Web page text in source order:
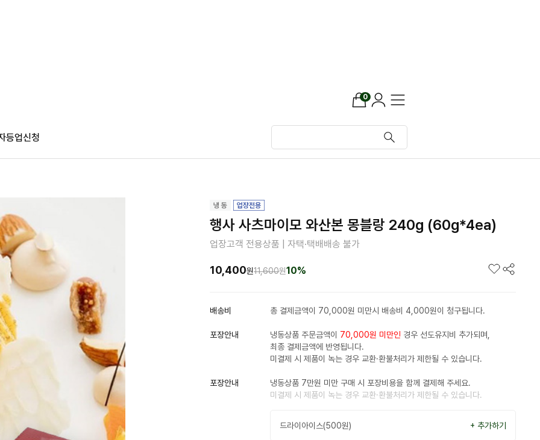
0
등업신청
행사 사츠마이모 와산본 몽블랑 240g (60g*4ea)
업장고객 전용상품 | 자택·택배배송 불가
10,400원11,600원10%
배송비 총 결제금액이 70,000원 미만시 배송비 4,000원이 청구됩니다.
포장안내 냉동상품 주문금액이 70,000원 미만인 경우 선도유지비 추가되며,
최종 결제금액에 반영됩니다.
미결제 시 제품이 녹는 경우 교환·환불처리가 제한될 수 있습니다.
포장안내
냉동상품 7만원 미만 구매 시 포장비용을 함께 결제해 주세요.
미결제 시 제품이 녹는 경우 교환·환불처리가 제한될 수 있습니다.
드라이아이스(500원) + 추가하기